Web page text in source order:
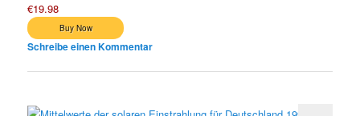
€19.98
Schreibe einen Kommentar